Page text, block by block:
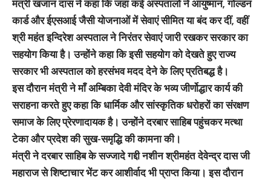
मंत्री खजान दास ने कहा कि जहां कई अस्पतालों ने आयुष्मान, गोल्डन
कार्ड और ईएसआई जैसी योजनाओं में सेवाएं सीमित या बंद कर दीं, वहीं
श्री महंत इन्दिरेश अस्पताल ने निरंतर सेवाएं जारी रखकर सरकार का
सहयोग किया है। उन्होंने कहा कि इसी सहयोग को देखते हुए राज्य
सरकार भी अस्पताल को हरसंभव मदद देने के लिए प्रतिबद्ध है।
इस दौरान मंत्री ने माँ अम्बिका देवी मंदिर के भव्य जीर्णोद्धार कार्य की
सराहना करते हुए कहा कि धार्मिक और सांस्कृतिक धरोहरों का संरक्षण
समाज के लिए प्रेरणादायक है। उन्होंने दरबार साहिब पहुंचकर मत्था
टेका और प्रदेश की सुख-समृद्धि की कामना की।
मंत्री ने दरबार साहिब के सज्जादे गद्दी नशीन श्रीमहंत देवेन्द्र दास जी
महाराज से शिष्टाचार भेंट कर आशीर्वाद भी प्राप्त किया। इस दौरान